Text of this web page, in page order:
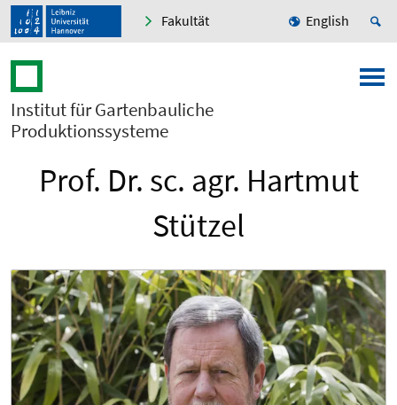
Fakultät English
Institut für Gartenbauliche
Produktionssysteme
Prof. Dr. sc. agr. Hartmut
Stützel